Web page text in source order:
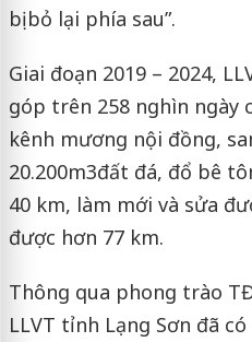
bị bỏ lại phía sau”.
Giai đoạn 2019 – 2024,
góp trên 258 nghìn ngày
kênh mương nội đồng,
20.200m3đất đá, đổ bê
40 km, làm mới và sửa
được hơn 77 km.
Thông qua phong trào
LLVT tỉnh Lạng Sơn đã